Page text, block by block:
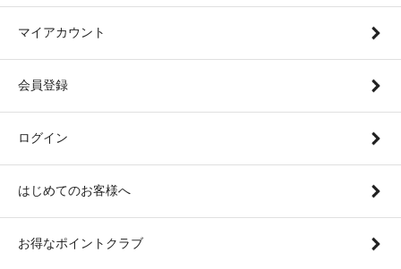
マイアカウント
会員登録
ログイン
はじめてのお客様へ
お得なポイントクラブ